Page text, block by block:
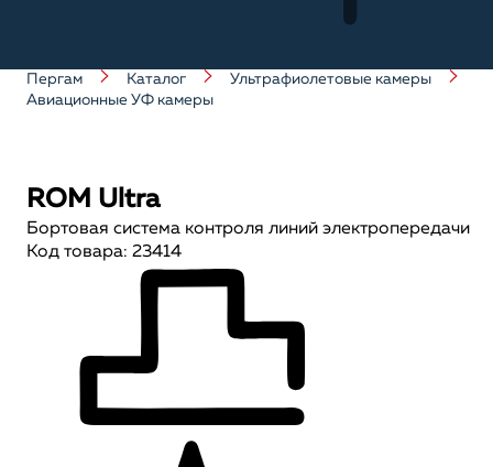
Пергам Каталог
Ультрафиолетовые камеры
Авиационные УФ камеры
ROM Ultra
Бортовая система контроля линий электропередачи
Код товара: 23414